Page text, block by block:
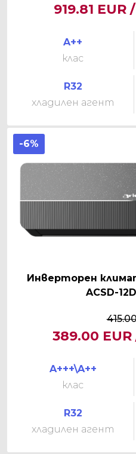
919.81 EUR
A++
клас
R32
хладилен агент
-6%
Инверторен
ACSD-
389.00
A+++\A++
клас
R32
хладилен агент